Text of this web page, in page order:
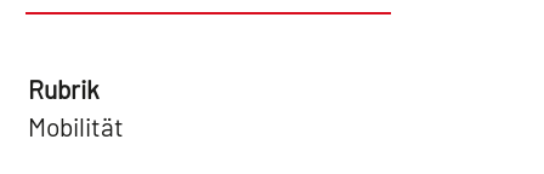
Rubrik
Mobilität